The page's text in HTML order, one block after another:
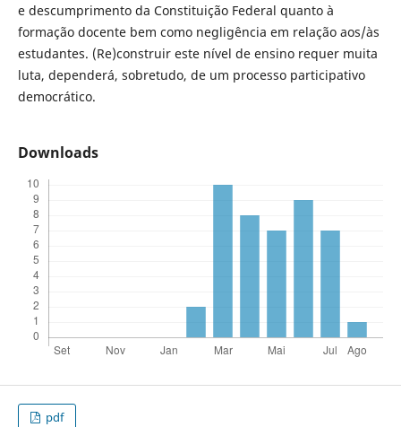
e descumprimento da Constituição Federal quanto à
formação docente bem como negligência em relação aos/às
estudantes. (Re)construir este nível de ensino requer muita
luta, dependerá, sobretudo, de um processo participativo
democrático.
Downloads
pdf